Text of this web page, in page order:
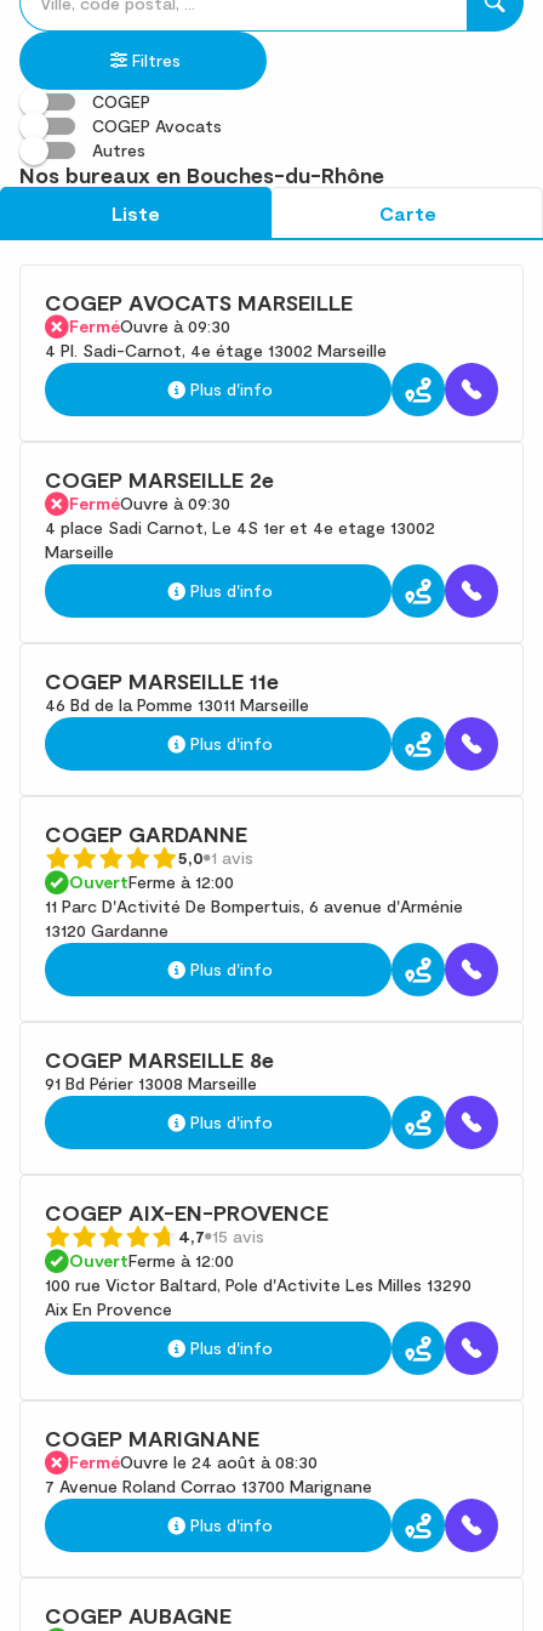
un
établissement
renseigner
une
adresse
résultat(s)
trouvé(s)
Filtres
COGEP
COGEP Avocats
Autres
Nos bureaux en Bouches-du-Rhône
Liste Carte
COGEP AVOCATS MARSEILLE
FerméOuvre à 09:30
4 Pl. Sadi-Carnot, 4e étage 13002 Marseille
Plus d'info
COGEP MARSEILLE 2e
FerméOuvre à 09:30
4 place Sadi Carnot, Le 4S 1er et 4e etage 13002
Marseille
Plus d'info
COGEP MARSEILLE 11e
46 Bd de la Pomme 13011 Marseille
Plus d'info
COGEP GARDANNE
5,0 1 avis
OuvertFerme à 12:00
11 Parc D'Activité De Bompertuis, 6 avenue d'Arménie
13120 Gardanne
Plus d'info
COGEP MARSEILLE 8e
91 Bd Périer 13008 Marseille
Plus d'info
COGEP AIX-EN-PROVENCE
4,7 15 avis
OuvertFerme à 12:00
100 rue Victor Baltard, Pole d'Activite Les Milles 13290
Aix En Provence
Plus d'info
COGEP MARIGNANE
FerméOuvre le 24 août à 08:30
7 Avenue Roland Corrao 13700 Marignane
Plus d'info
COGEP AUBAGNE